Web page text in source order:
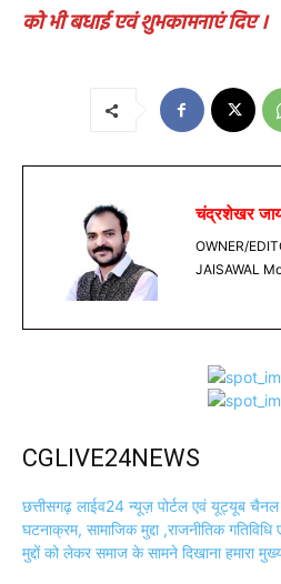
को भी बधाई एवं शुभकामनाएं दिए ।
चंद्रशेखर
OWNER/
JAISAWAL
CGLIVE24NEWS
छत्तीसगढ़ लाईव24 न्यूज़ पोर्टल एवं यूट्यूब चैनल
घटनाक्रम, सामाजिक मुद्दा ,राजनीतिक
मुद्दों को लेकर समाज के सामने दिखाना हमारा